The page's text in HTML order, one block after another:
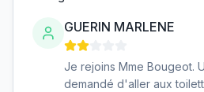
GUERIN MARLENE
Je rejoins Mme Bougeot.
demandé d'aller aux